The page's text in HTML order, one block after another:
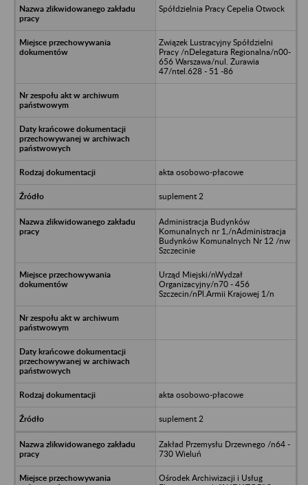
Spółdzielnia Pracy Cepelia Otwock
Związek Lustracyjny Spółdzielni
Pracy /nDelegatura Regionalna/n00-
656 Warszawa/nul. Żurawia
47/ntel.628 - 51 -86
akta osobowo-płacowe
suplement 2
Administracja Budynków
Komunalnych nr 1,/nAdministracja
Budynków Komunalnych Nr 12 /nw
Szczecinie
Urząd Miejski/nWydzał
Organizacyjny/n70 - 456
Szczecin/nPl.Armii Krajowej 1/n
akta osobowo-płacowe
suplement 2
Zakład Przemysłu Drzewnego /n64 -
730 Wieluń
Ośrodek Archiwizacji i Usług